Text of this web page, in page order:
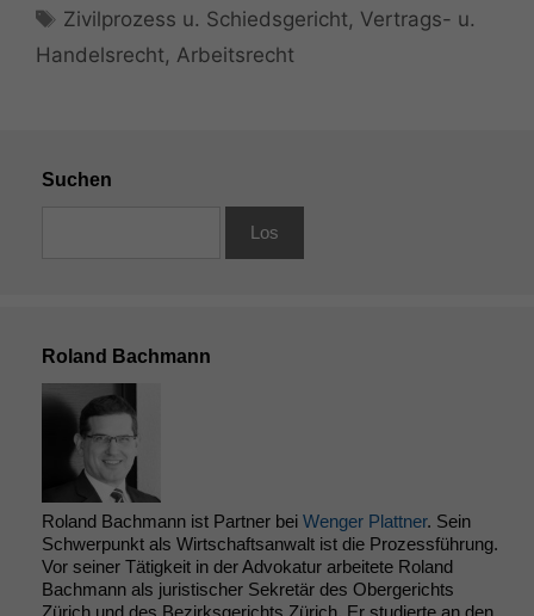
Schlagwörter
Zivilprozess u. Schiedsgericht, Vertrags- u.
Handelsrecht, Arbeitsrecht
Suchen
Roland Bachmann
Roland Bachmann ist Partner bei Wenger Plattner. Sein
Schwerpunkt als Wirtschaftsanwalt ist die Prozessführung.
Vor seiner Tätigkeit in der Advokatur arbeitete Roland
Bachmann als juristischer Sekretär des Obergerichts
Zürich und des Bezirksgerichts Zürich. Er studierte an den
Notwendige